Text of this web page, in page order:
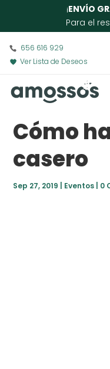
¡ENVÍO
Para el
656 616 929
Ver Lista de Deseos
Cómo
casero
Sep 27, 2019 Eventos 0